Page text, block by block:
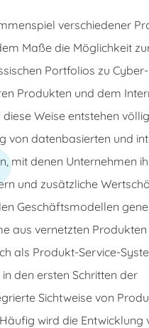
verschiedener
Maße die Möglichkeit
Portfolios zu
Produkten und dem
Weise entstehen
von datenbasierten und
mit denen Unternehmen
und zusätzliche
Geschäftsmodellen
aus vernetzten
als Produkt-Service-
den ersten Schritten der
Sichtweise von
wird die Entwicklung